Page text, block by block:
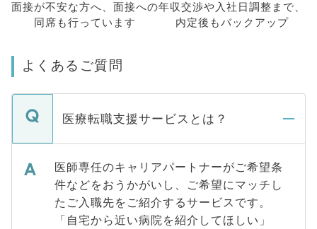
面接が不安な方へ、 面接への
同席も行っています
年収交渉や入社日調整まで、
内定後もバックアップ
よくあるご質問
医療転職支援サービスとは？
医師専任のキャリアパートナーがご希望条
件などをおうかがいし、ご希望にマッチし
たご入職先をご紹介するサービスです。
「自宅から近い病院を紹介してほしい」